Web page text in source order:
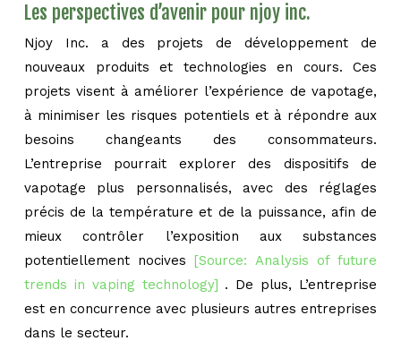
Les perspectives d’avenir pour njoy inc.
Njoy Inc. a des projets de développement de
nouveaux produits et technologies en cours. Ces
projets visent à améliorer l’expérience de vapotage,
à minimiser les risques potentiels et à répondre aux
besoins changeants des consommateurs.
L’entreprise pourrait explorer des dispositifs de
vapotage plus personnalisés, avec des réglages
précis de la température et de la puissance, afin de
mieux contrôler l’exposition aux substances
potentiellement nocives[Source: Analysis of future
trends in vaping technology] . De plus, L’entreprise
est en concurrence avec plusieurs autres entreprises
dans le secteur.